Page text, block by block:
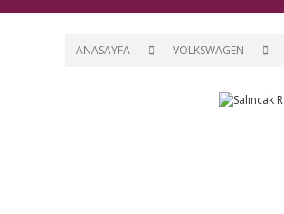
ANASAYFA VOLKSWAGEN